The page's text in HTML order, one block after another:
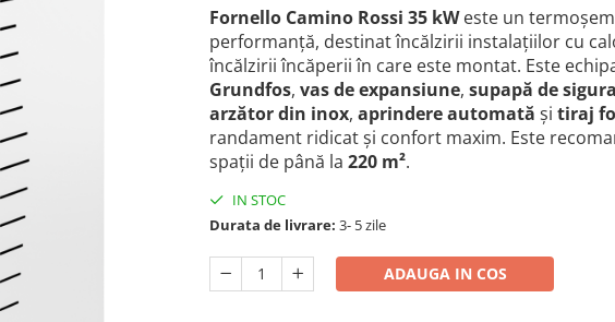
Fornello Camino Rossi 35 kWeste un
performanță, destinat încălzirii instalațiilor cu
încălzirii încăperii în care este montat. Este
Grundfos, vas de expansiune, supapă de
arzător din inox, aprindere automată și tiraj
randament ridicat și confort maxim. Este
spații de până la 220 m².
IN STOC
Durata de livrare: 3- 5 zile
ADAUGA IN COS